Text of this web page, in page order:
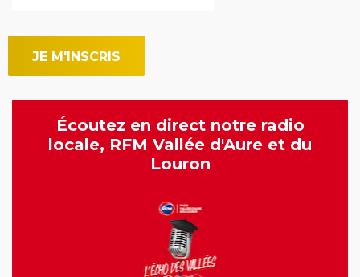
Écoutez en direct notre radio
locale, RFM Vallée d'Aure et du
Louron